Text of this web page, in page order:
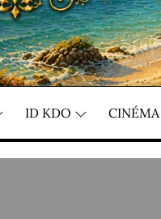
ID KDO CINÉMA